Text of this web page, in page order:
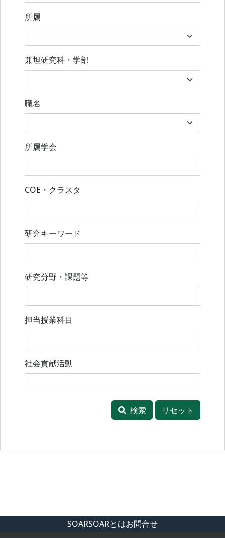
所属
兼坦研究科・学部
職名
所属学会
COE・クラスタ
研究キーワード
研究分野・課題等
担当授業科目
社会貢献活動
検索 リセット
SOARSOARとはお問合せ